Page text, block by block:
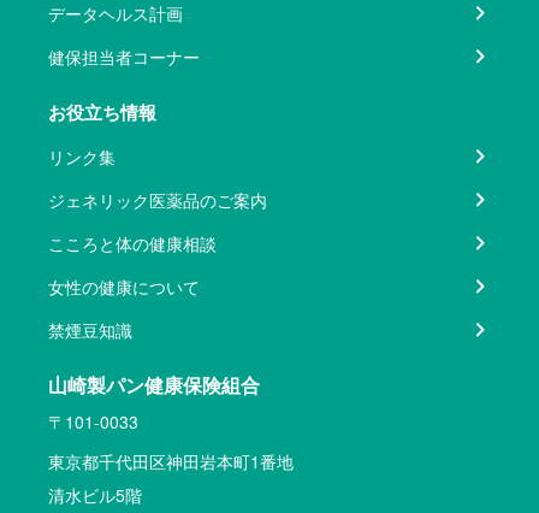
データヘルス計画
健保担当者コーナー
お役立ち情報
リンク集
ジェネリック医薬品のご案内
こころと体の健康相談
女性の健康について
禁煙豆知識
山崎製パン健康保険組合
〒101-0033
東京都千代田区神田岩本町1番地
清水ビル5階